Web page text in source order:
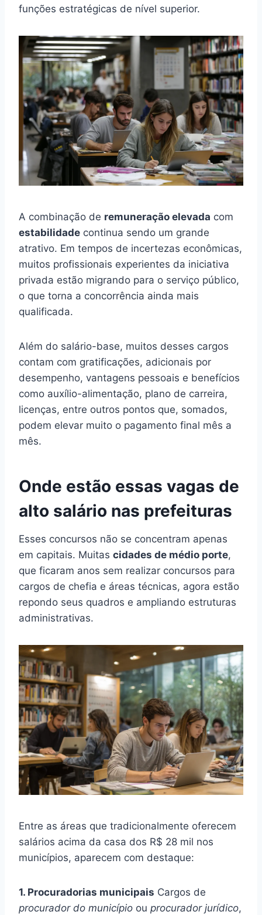
funções estratégicas de nível superior.
A combinação de remuneração elevada com
estabilidade continua sendo um grande
atrativo. Em tempos de incertezas econômicas,
muitos profissionais experientes da iniciativa
privada estão migrando para o serviço público,
o que torna a concorrência ainda mais
qualificada.
Além do salário-base, muitos desses cargos
contam com gratificações, adicionais por
desempenho, vantagens pessoais e benefícios
como auxílio-alimentação, plano de carreira,
licenças, entre outros pontos que, somados,
podem elevar muito o pagamento final mês a
mês.
Onde estão essas vagas de
alto salário nas prefeituras
Esses concursos não se concentram apenas
em capitais. Muitas cidades de médio porte,
que ficaram anos sem realizar concursos para
cargos de chefia e áreas técnicas, agora estão
repondo seus quadros e ampliando estruturas
administrativas.
Entre as áreas que tradicionalmente oferecem
salários acima da casa dos R$ 28 mil nos
municípios, aparecem com destaque:
1. Procuradorias municipais Cargos de
procurador do município ou procurador jurídico,